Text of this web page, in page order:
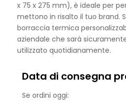
x 75 x 275 mm), è ideale per
mettono in risalto il tuo brand.
borraccia termica
aziendale che sarà
utilizzato quotidianamente.
Data di consegna
Se ordini oggi: